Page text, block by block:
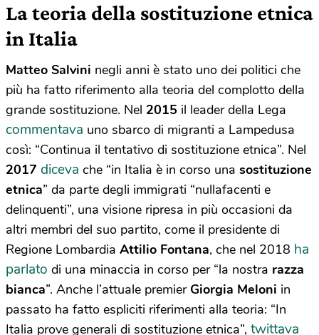
La teoria della sostituzione etnica
in Italia
Matteo Salvini negli anni è stato uno dei politici che
più ha fatto riferimento alla teoria del complotto della
grande sostituzione. Nel 2015 il leader della Lega
commentava uno sbarco di migranti a Lampedusa
così: “Continua il tentativo di sostituzione etnica”. Nel
2017 diceva che “in Italia è in corso una sostituzione
etnica” da parte degli immigrati “nullafacenti e
delinquenti”, una visione ripresa in più occasioni da
altri membri del suo partito, come il presidente di
Regione Lombardia Attilio Fontana, che nel 2018 ha
parlato di una minaccia in corso per “la nostra razza
bianca”. Anche l’attuale premier Giorgia Meloni in
passato ha fatto espliciti riferimenti alla teoria: “In
Italia prove generali di sostituzione etnica”, twittava